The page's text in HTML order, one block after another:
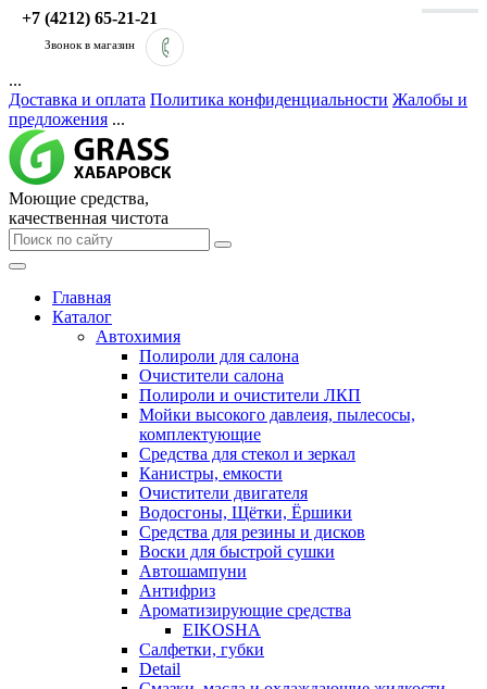
+7 (4212) 65-21-21
Звонок в магазин
...
Доставка и оплата Политика конфиденциальности Жалобы и
предложения ...
Моющие средства,
качественная чистота
Главная
Каталог
Автохимия
Полироли для салона
Очистители салона
Полироли и очистители ЛКП
Мойки высокого давлеия, пылесосы,
комплектующие
Средства для стекол и зеркал
Канистры, емкости
Очистители двигателя
Водосгоны, Щётки, Ёршики
Средства для резины и дисков
Воски для быстрой сушки
Автошампуни
Антифриз
Ароматизирующие средства
EIKOSHA
Салфетки, губки
Detail